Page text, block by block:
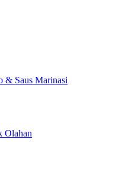
& Saus Marinasi
Olahan